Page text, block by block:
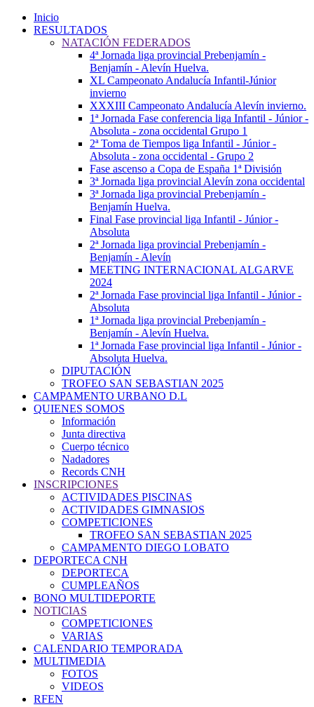
Inicio
RESULTADOS
NATACIÓN FEDERADOS
4ª Jornada liga provincial Prebenjamín -
Benjamín - Alevín Huelva.
XL Campeonato Andalucía Infantil-Júnior
invierno
XXXIII Campeonato Andalucía Alevín invierno.
1ª Jornada Fase conferencia liga Infantil - Júnior -
Absoluta - zona occidental Grupo 1
2ª Toma de Tiempos liga Infantil - Júnior -
Absoluta - zona occidental - Grupo 2
Fase ascenso a Copa de España 1ª División
3ª Jornada liga provincial Alevín zona occidental
3ª Jornada liga provincial Prebenjamín -
Benjamín Huelva.
Final Fase provincial liga Infantil - Júnior -
Absoluta
2ª Jornada liga provincial Prebenjamín -
Benjamín - Alevín
MEETING INTERNACIONAL ALGARVE
2024
2ª Jornada Fase provincial liga Infantil - Júnior -
Absoluta
1ª Jornada liga provincial Prebenjamín -
Benjamín - Alevín Huelva.
1ª Jornada Fase provincial liga Infantil - Júnior -
Absoluta Huelva.
DIPUTACIÓN
TROFEO SAN SEBASTIAN 2025
CAMPAMENTO URBANO D.L
QUIENES SOMOS
Información
Junta directiva
Cuerpo técnico
Nadadores
Records CNH
INSCRIPCIONES
ACTIVIDADES PISCINAS
ACTIVIDADES GIMNASIOS
COMPETICIONES
TROFEO SAN SEBASTIAN 2025
CAMPAMENTO DIEGO LOBATO
DEPORTECA CNH
DEPORTECA
CUMPLEAÑOS
BONO MULTIDEPORTE
NOTICIAS
COMPETICIONES
VARIAS
CALENDARIO TEMPORADA
MULTIMEDIA
FOTOS
VIDEOS
RFEN